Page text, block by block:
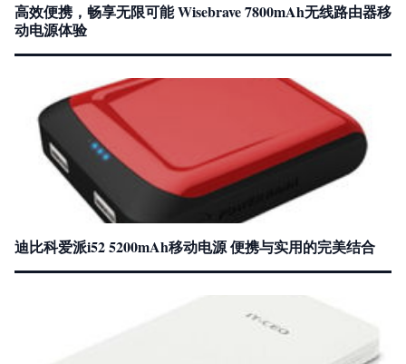
高效便携，畅享无限可能 Wisebrave 7800mAh无线路由器移
动电源体验
迪比科爱派i52 5200mAh移动电源 便携与实用的完美结合